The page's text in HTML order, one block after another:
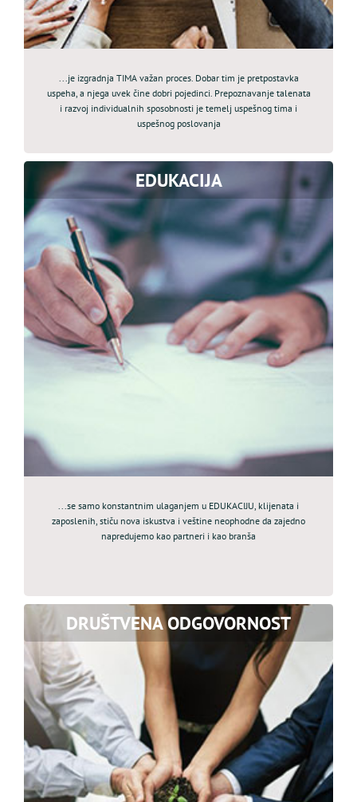
...je izgradnja TIMA važan proces. Dobar tim je pretpostavka
uspeha, a njega uvek čine dobri pojedinci. Prepoznavanje talenata
i razvoj individualnih sposobnosti je temelj uspešnog tima i
uspešnog poslovanja
EDUKACIJA
...se samo konstantnim ulaganjem u EDUKACIJU, klijenata i
zaposlenih, stiču nova iskustva i veštine neophodne da zajedno
napredujemo kao partneri i kao branša
DRUŠTVENA ODGOVORNOST